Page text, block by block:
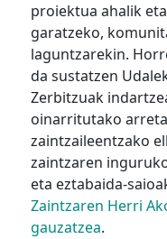
proiektua ahalik
garatzeko,
laguntzarekin.
da sustatzen
Zerbitzuak
oinarritutako
zaintzaileentzako
zaintzaren
eta eztabaida-
Zaintzaren Herri
gauzatzea.